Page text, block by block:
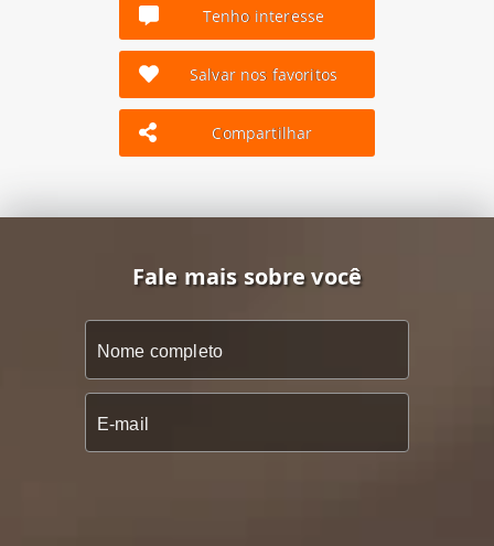
Tenho interesse
Salvar nos favoritos
Compartilhar
Fale mais sobre você